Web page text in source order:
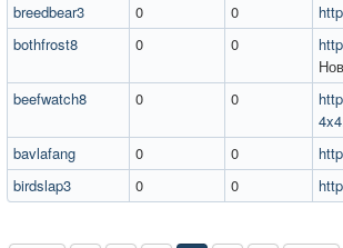
breedbear3
0 0
bothfrost8
0 0
beefwatch8
0 0
bavlafang
0 0
birdslap3
0 0